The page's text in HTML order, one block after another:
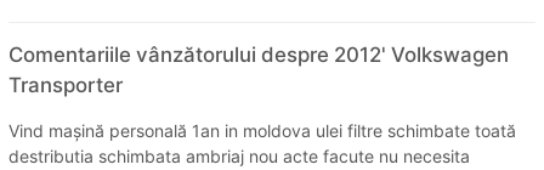
Comentariile vânzătorului despre 2012' Volkswagen
Transporter
Vind maşină personală 1an in moldova ulei filtre schimbate toată
destributia schimbata ambriaj nou acte facute nu necesita